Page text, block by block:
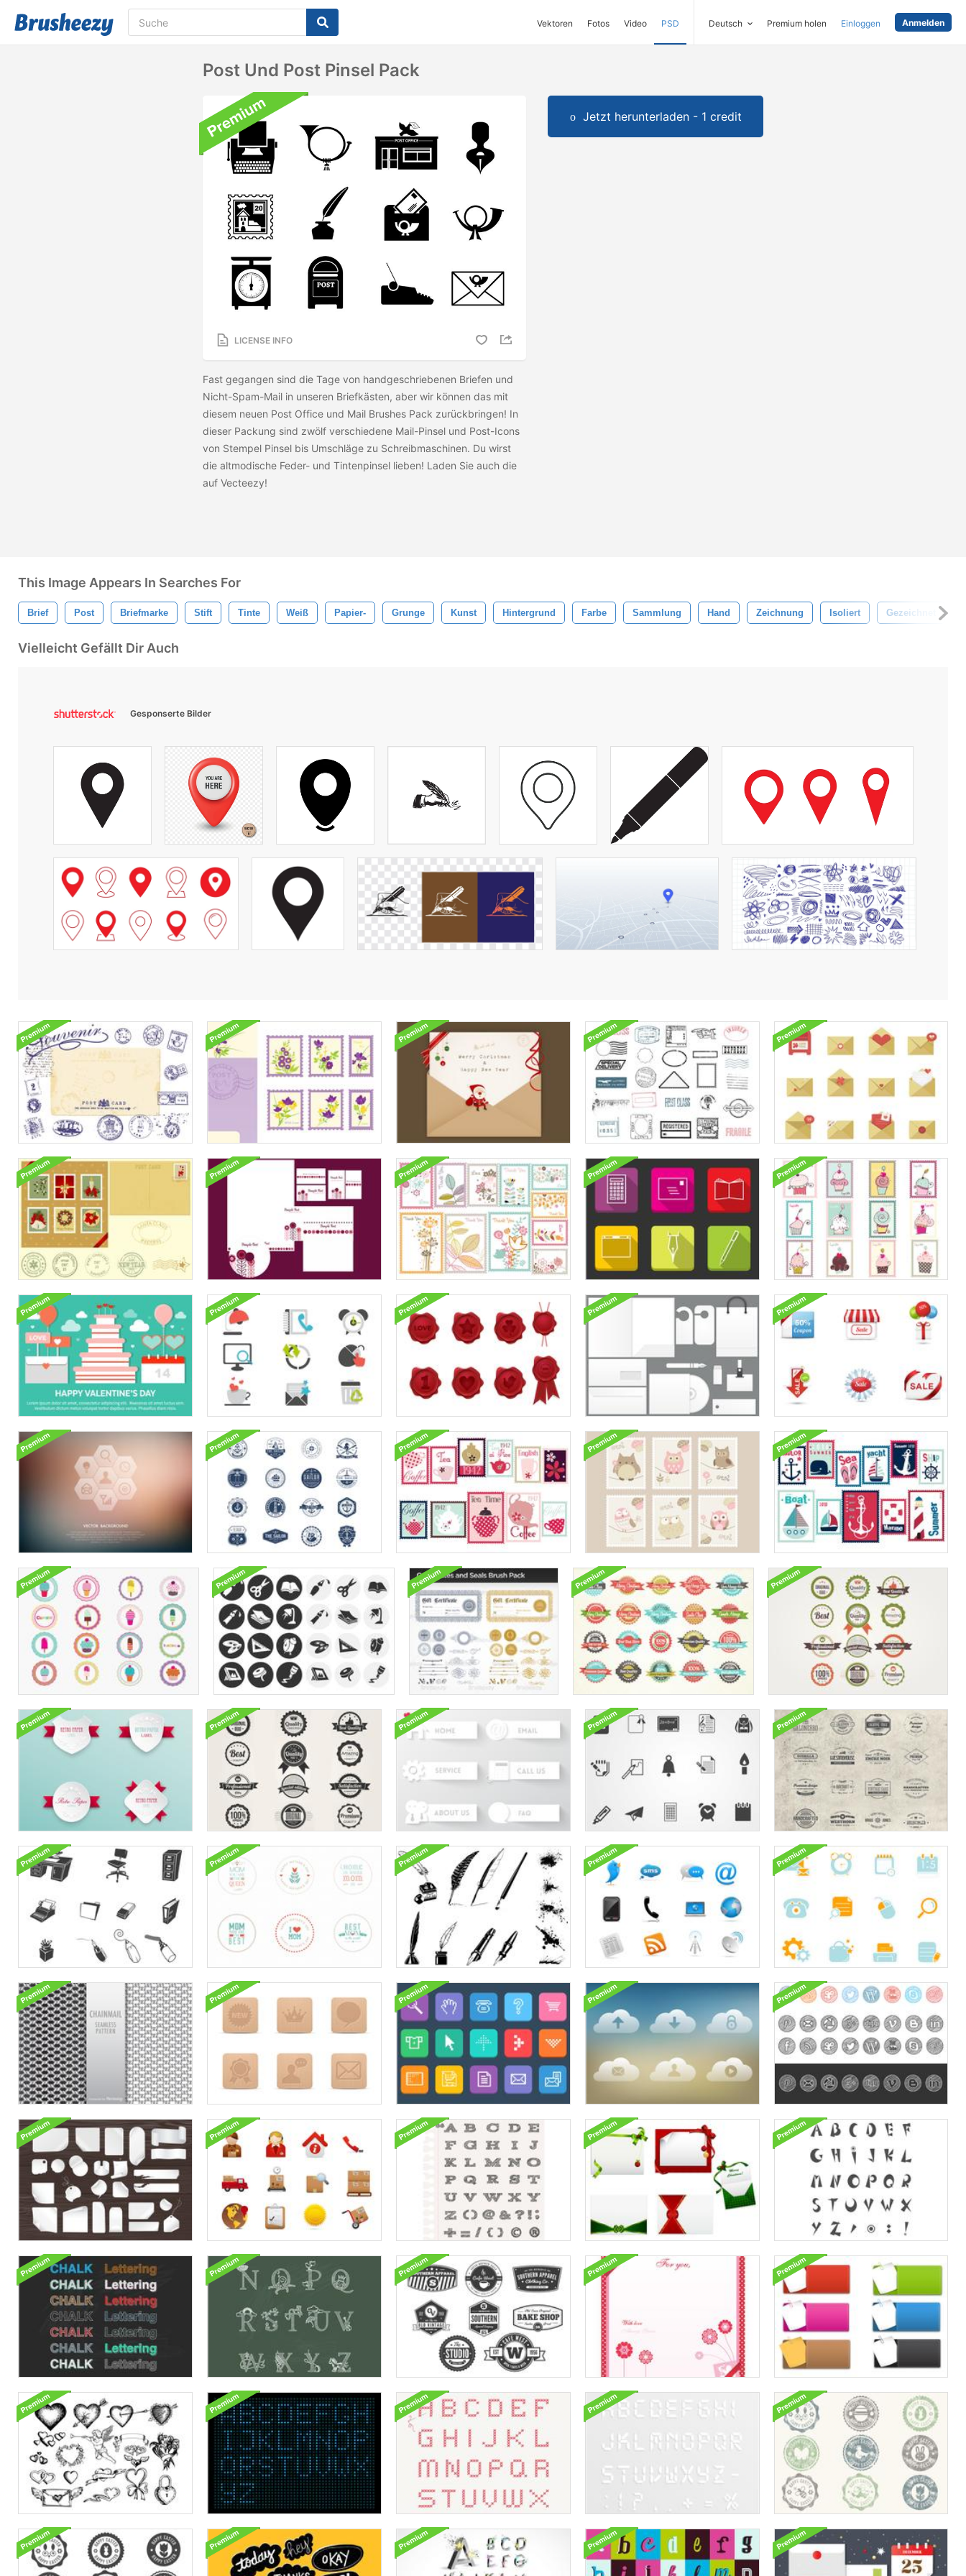
Vektoren Fotos Video PSD Deutsch Premium holen Einloggen Anmelden
Post Und Post Pinsel Pack
LICENSE INFO
Fast gegangen sind die Tage von handgeschriebenen Briefen und
Nicht-Spam-Mail in unseren Briefkästen, aber wir können das mit
diesem neuen Post Office und Mail Brushes Pack zurückbringen! In
dieser Packung sind zwölf verschiedene Mail-Pinsel und Post-Icons
von Stempel Pinsel bis Umschläge zu Schreibmaschinen. Du wirst
die altmodische Feder- und Tintenpinsel lieben! Laden Sie auch die
auf Vecteezy!
Jetzt herunterladen - 1 credit
This Image Appears In Searches For
Brief Post Briefmarke Stift Tinte Weiß Papier- Grunge Kunst Hintergrund Farbe Sammlung Hand Zeichnung Isoliert Gezeichnet
Vielleicht Gefällt Dir Auch
Gesponserte Bilder